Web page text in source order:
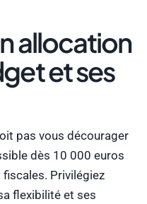
allocation
et ses
pas vous décourager
dès 10 000 euros
Privilégiez
flexibilité et ses